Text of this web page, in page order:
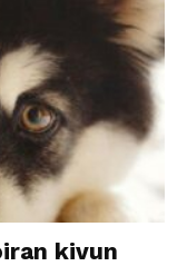
kivun